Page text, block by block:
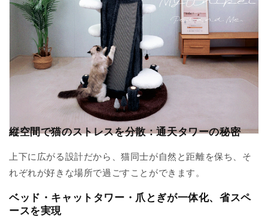
縦空間で猫のストレスを分散：通天タワーの秘密
上下に広がる設計だから、猫同士が自然と距離を保ち、そ
れぞれが好きな場所で過ごすことができます。
ベッド・キャットタワー・爪とぎが一体化、省スペ
ースを実現